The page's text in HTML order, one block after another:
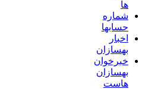
ها
شماره
حسابها
اخبار
بهسازان
خبرخوان
بهسازان
هاست